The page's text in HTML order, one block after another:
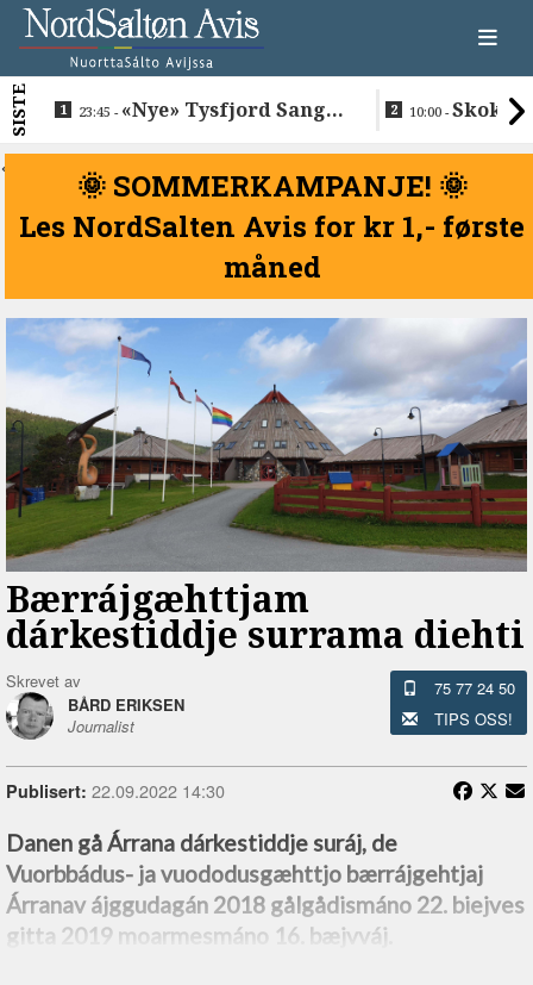
SISTE 23:45 - «Nye» Tysfjord Sang &
trommis
10:00 -
<
🌞 SOMMERKAMPANJE! 🌞
Les NordSalten Avis for kr 1,- første
måned
Bærrájgæhttjam
dárkestiddje surrama diehti
Skrevet av
BÅRD ERIKSEN
Journalist
75 77 24 50
TIPS OSS!
Publisert: 22.09.2022 14:30
Danen gå Árrana dárkestiddje suráj, de
Vuorbbádus- ja vuododusgæhttjo bærrájgehtjaj
Árranav ájggudagán 2018 gålgådismáno 22. biejves
gitta 2019 moarmesmáno 16. bæjvváj.